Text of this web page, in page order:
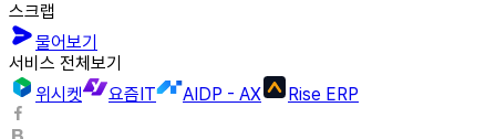
스크랩
물어보기
서비스 전체보기
위시켓
요즘IT AIDP - AX Rise ERP